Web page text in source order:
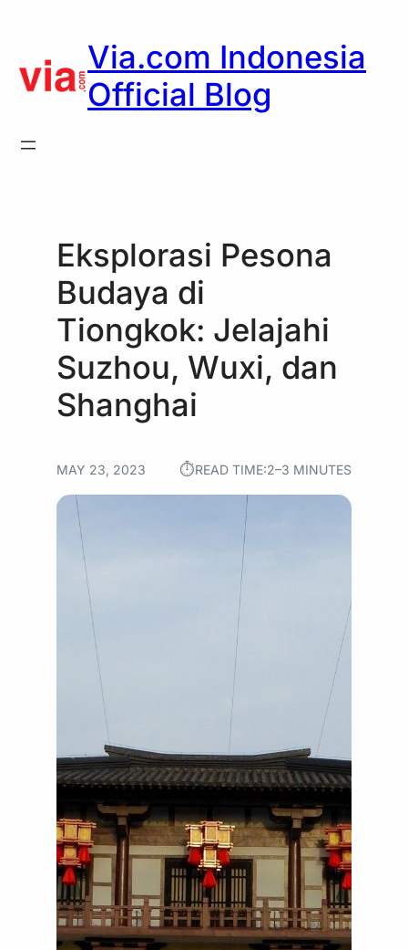
content
Via.com Indonesia
Official Blog
Eksplorasi Pesona
Budaya di
Tiongkok: Jelajahi
Suzhou, Wuxi, dan
Shanghai
MAY 23, 2023 ⏱︎READ TIME:2–3 MINUTES